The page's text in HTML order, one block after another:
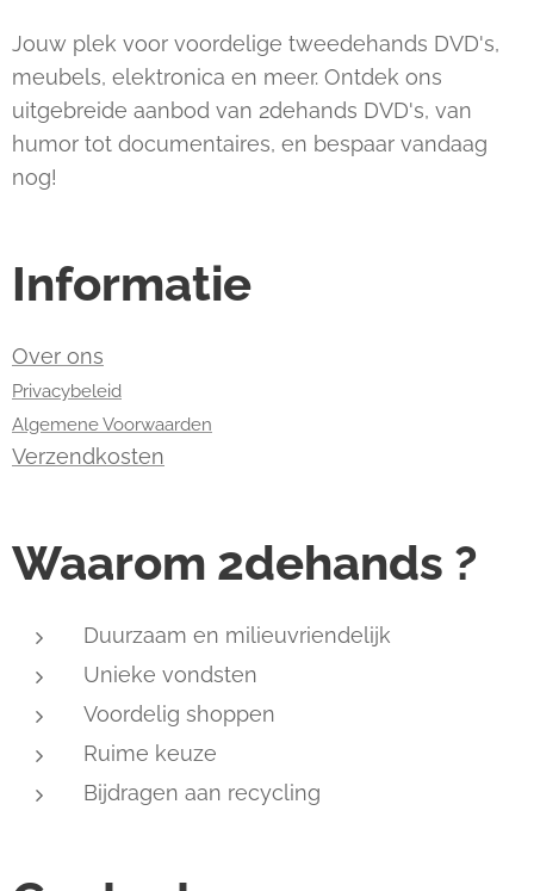
Jouw plek voor voordelige tweedehands DVD's,
meubels, elektronica en meer. Ontdek ons
uitgebreide aanbod van 2dehands DVD's, van
humor tot documentaires, en bespaar vandaag
nog!
Informatie
Over ons
Privacybeleid
Algemene Voorwaarden
Verzendkosten
Waarom 2dehands ?
Duurzaam en milieuvriendelijk
Unieke vondsten
Voordelig shoppen
Ruime keuze
Bijdragen aan recycling